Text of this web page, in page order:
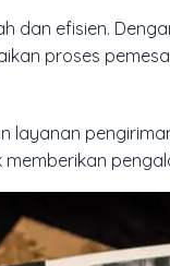
dan efisien.
proses
layanan